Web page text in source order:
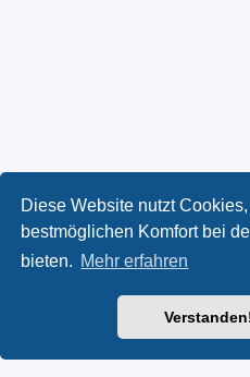
Diese Website nutzt
bestmöglichen Komfort bei
bieten. Mehr erfahren